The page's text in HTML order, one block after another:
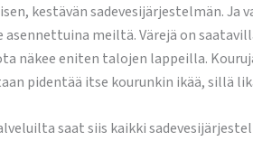
kestävän sadevesijärjestelmän.
asennettuina meiltä. Värejä on
näkee eniten talojen lappeilla.
pidentää itse kourunkin ikää, sillä
saat siis kaikki